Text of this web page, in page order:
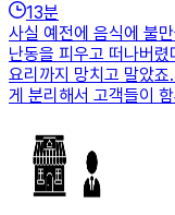
13분
사실 예전에 음식에 불
난동을 피우고 떠나버
요리까지 망치고 말았
게 분리해서 고객들이